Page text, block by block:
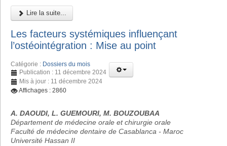
Lire la suite...
Les facteurs systémiques influençant
l’ostéointégration : Mise au point
Catégorie : Dossiers du mois
Publication : 11 décembre 2024
Mis à jour : 11 décembre 2024
Affichages : 2860
A. DAOUDI, L. GUEMOURI, M. BOUZOUBAA
Département de médecine orale et chirurgie orale
Faculté de médecine dentaire de Casablanca - Maroc
Université Hassan II